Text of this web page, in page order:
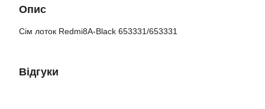
Опис
Сім лоток Redmi8A-Black 653331/653331
Відгуки